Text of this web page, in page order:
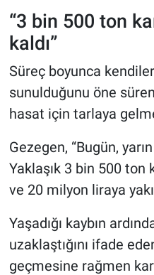
“3 bin 500 ton
kaldı”
Süreç boyunca
sunulduğunu öne
hasat için tarlaya
Gezegen, “Bugün,
Yaklaşık 3 bin 500 ton
ve 20 milyon liraya
Yaşadığı kaybın
uzaklaştığını ifade
geçmesine rağmen